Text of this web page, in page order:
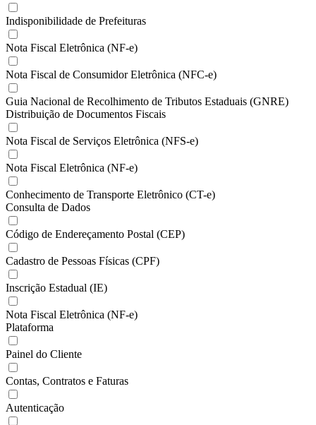
Indisponibilidade de Prefeituras
Nota Fiscal Eletrônica (NF-e)
Nota Fiscal de Consumidor Eletrônica (NFC-e)
Guia Nacional de Recolhimento de Tributos Estaduais (GNRE)
Distribuição de Documentos Fiscais
Nota Fiscal de Serviços Eletrônica (NFS-e)
Nota Fiscal Eletrônica (NF-e)
Conhecimento de Transporte Eletrônico (CT-e)
Consulta de Dados
Código de Endereçamento Postal (CEP)
Cadastro de Pessoas Físicas (CPF)
Inscrição Estadual (IE)
Nota Fiscal Eletrônica (NF-e)
Plataforma
Painel do Cliente
Contas, Contratos e Faturas
Autenticação